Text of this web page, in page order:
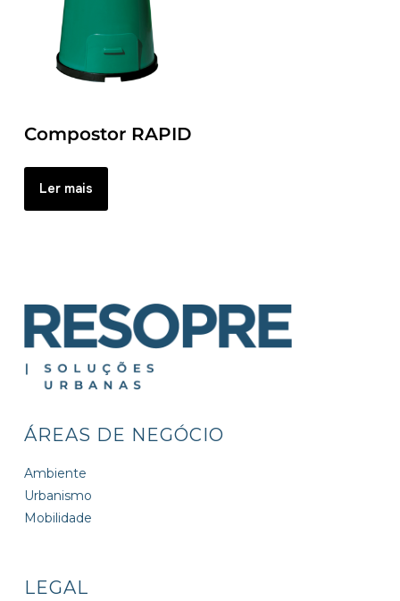
Compostor RAPID
Ler mais
ÁREAS DE NEGÓCIO
Ambiente
Urbanismo
Mobilidade
LEGAL